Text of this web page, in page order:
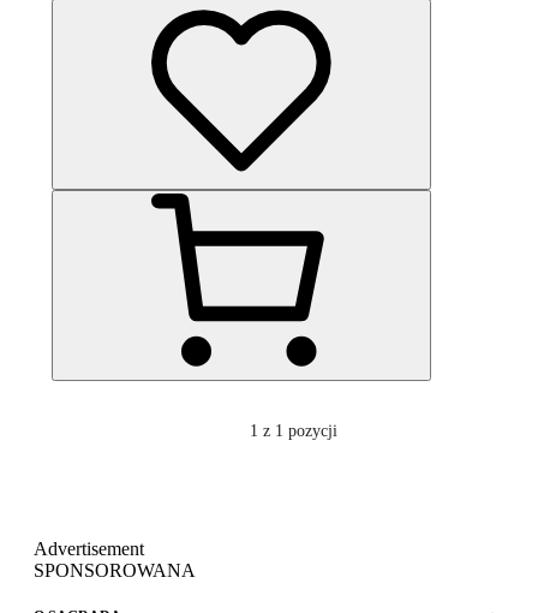
1 z 1 pozycji
Advertisement
SPONSOROWANA